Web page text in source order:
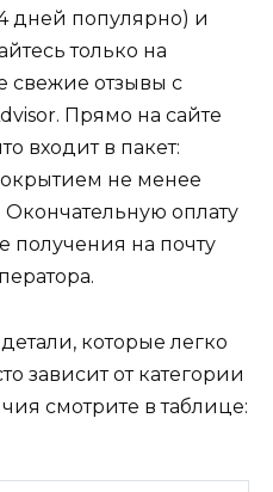
дней популярно) и
только на
свежие отзывы с
Прямо на сайте
входит в пакет:
не менее
оплату
получения на почту
которые легко
зависит от категории
смотрите в таблице: